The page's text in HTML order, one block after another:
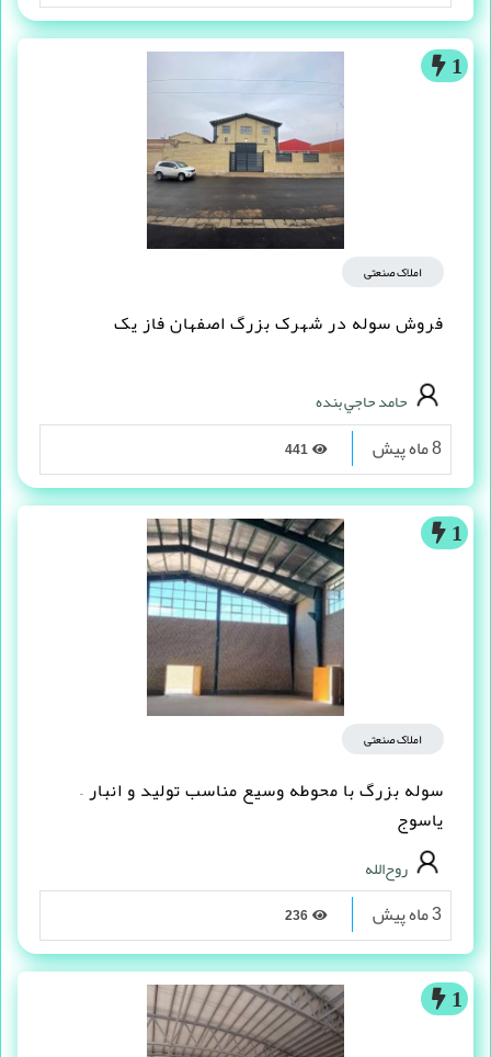
1
املاک صنعتی
فروش سوله در شهرک بزرگ اصفهان فاز یک
حامد حاجي بنده
8 ماه پیش
1
املاک صنعتی
سوله بزرگ با محوطه وسیع مناسب تولید و انبار –
یاسوج
روح‌الله
3 ماه پیش
1